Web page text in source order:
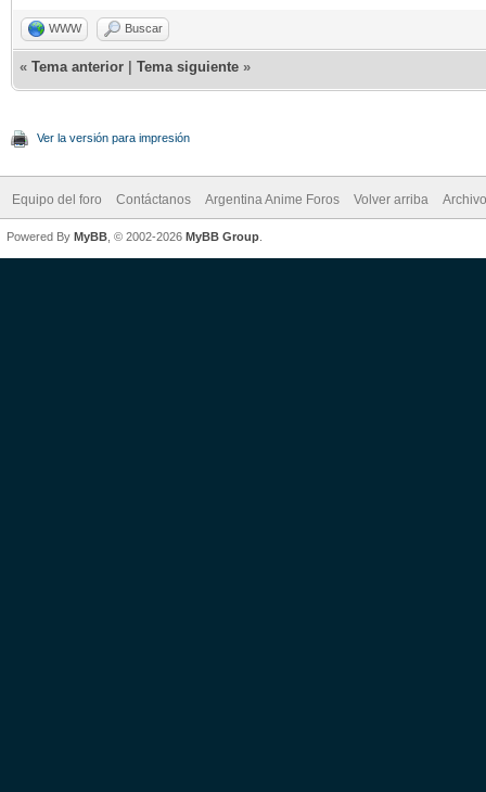
WWW Buscar
« Tema anterior Tema siguiente »
Ver la versión para impresión
Equipo del foro Contáctanos Argentina Anime Foros Volver arriba
Powered By MyBB , © 2002-2026 MyBB Group